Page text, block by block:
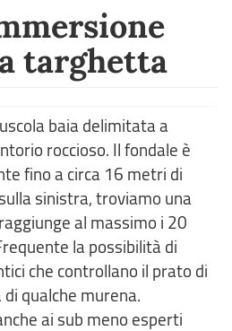
targhetta
baia delimitata a
roccioso. Il fondale è
fino a circa 16 metri di
sinistra, troviamo una
al massimo i 20
la possibilità di
che controllano il prato di
qualche murena.
ai sub meno esperti